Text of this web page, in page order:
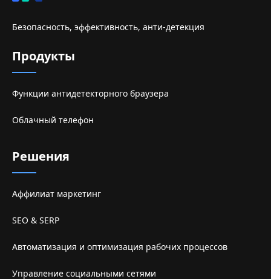
Безопасность, эффективность, анти-детекция
Продукты
Функции антидетекторного браузера
Облачный телефон
Решения
Аффилиат маркетинг
SEO & SERP
Автоматизация и оптимизация рабочих процессов
Управление социальными сетями